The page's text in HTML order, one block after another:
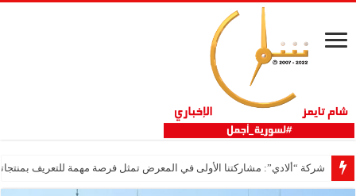
شركة “ألادي”: مشاركتنا الأولى في المعرض تمثل فرصة مهمة للتعريف